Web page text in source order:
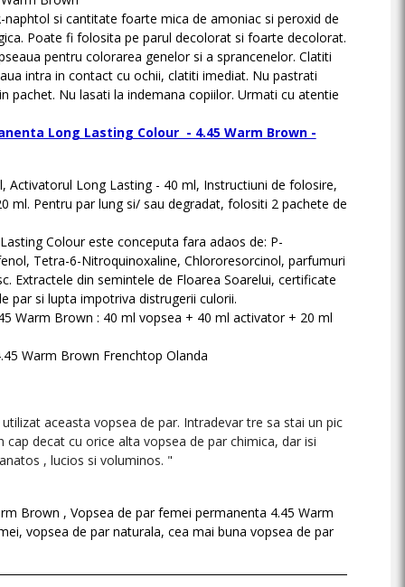
si cantitate foarte mica de amoniac si peroxid de
Poate fi folosita pe parul decolorat si foarte decolorat.
pentru colorarea genelor si a sprancenelor. Clatiti
intra in contact cu ochii, clatiti imediat. Nu pastrati
pachet. Nu lasati la indemana copiilor. Urmati cu atentie
Long Lasting Colour - 4.45 Warm Brown -
Activatorul Long Lasting - 40 ml, Instructiuni de folosire,
ml. Pentru par lung si/ sau degradat, folositi 2 pachete de
Colour este conceputa fara adaos de: P-
Tetra-6-Nitroquinoxaline, Chlororesorcinol, parfumuri
Extractele din semintele de Floarea Soarelui, certificate
par si lupta impotriva distrugerii culorii.
Warm Brown : 40 ml vopsea + 40 ml activator + 20 ml
Warm Brown Frenchtop Olanda
aceasta vopsea de par. Intradevar tre sa stai un pic
decat cu orice alta vopsea de par chimica, dar isi
, lucios si voluminos. "
Brown , Vopsea de par femei permanenta 4.45 Warm
vopsea de par naturala, cea mai buna vopsea de par